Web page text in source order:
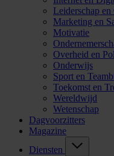
Leiderschap
Marketing en
Motivatie
Overheid en
Onderwijs
Sport en
Toekomst en
Wereldwijd
Wetenschap
Dagvoorzitters
Magazine
Diensten